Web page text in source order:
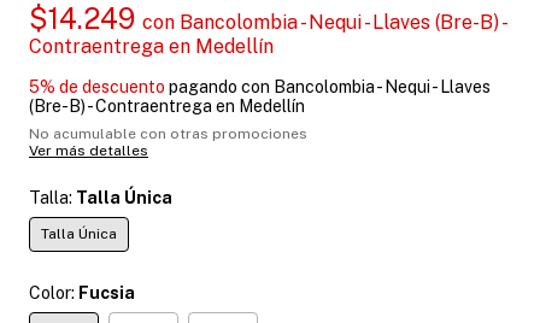
$14.249 con Bancolombia - Nequi - Llaves (Bre-B) -
Contraentrega en Medellín
5% de descuento pagando con Bancolombia - Nequi - Llaves
(Bre-B) - Contraentrega en Medellín
No acumulable con otras promociones
Ver más detalles
Talla: Talla Única
Talla Única
Color: Fucsia